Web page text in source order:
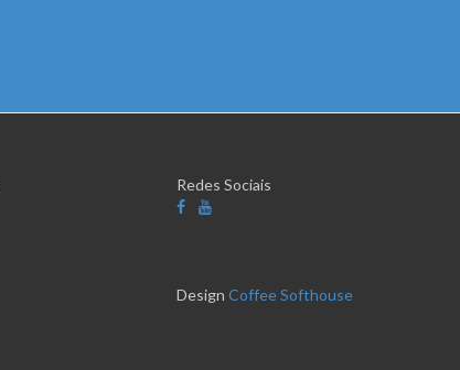
Redes Sociais
Design Coffee Softhouse